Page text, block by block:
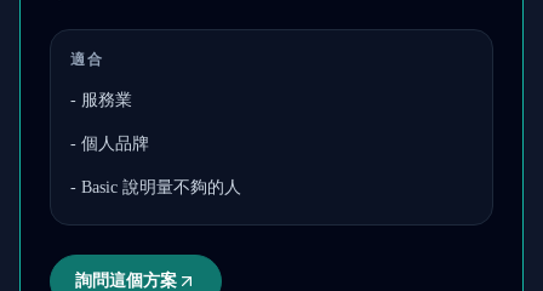
適合
- 服務業
- 個人品牌
- Basic 說明量不夠的人
詢問這個方案